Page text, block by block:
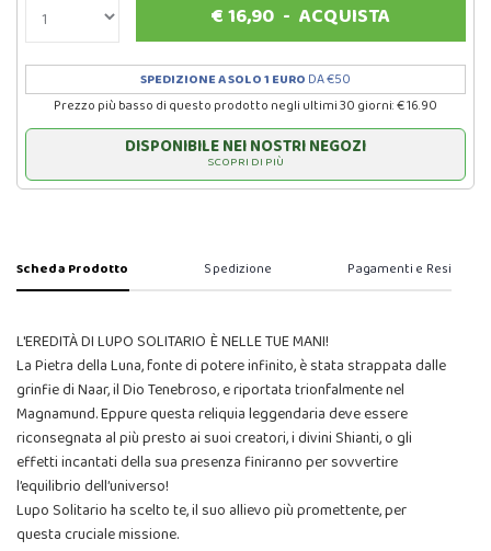
€16,90 -ACQUISTA
SPEDIZIONE A SOLO 1 EURO DA €50
Prezzo più basso di questo prodotto negli ultimi 30 giorni: € 16.90
DISPONIBILE NEI NOSTRI NEGOZI
SCOPRI DI PIÙ
Scheda Prodotto Spedizione Pagamenti e Resi
L'EREDITÀ DI LUPO SOLITARIO È NELLE TUE MANI!
La Pietra della Luna, fonte di potere infinito, è stata strappata dalle
grinfie di Naar, il Dio Tenebroso, e riportata trionfalmente nel
Magnamund. Eppure questa reliquia leggendaria deve essere
riconsegnata al più presto ai suoi creatori, i divini Shianti, o gli
effetti incantati della sua presenza finiranno per sovvertire
l’equilibrio dell’universo!
Lupo Solitario ha scelto te, il suo allievo più promettente, per
questa cruciale missione.